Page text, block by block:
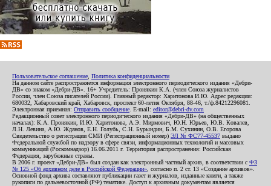
Пользовательское соглашение Политика конфиденциальности
На данном сайте распространяется информация электронного периодического издания «Дебри-
ДВ» со знаком «Дебри-ДВ». 16+ Учредитель: Пронякин К.А. (член Союза журналистов
России, член Союза писателей России). Главный редактор: Харитонова И.Ю. Адрес редакции:
680032, Хабаровский край, Хабаровск, проспект 60-летия Октября, 88-46, т./ф.84212296081.
Электронная приемная: Отправить сообщение . E-mail: editor@debri-dv.com
Редакционный совет электронного периодического издания «Дебри-ДВ» (на общественных
началах): К.А. Пронякин, И.Ю. Харитонова, А.Э. Мирмович, Ю.Н. Юрьев, Ю.В. Ковалев,
Л.Н. Левина, А.Ю. Жданов, Е.Н. Голубь, С.Н. Бурындин, Б.М. Сухинин, О.В. Егорова
Свидетельство о регистрации СМИ (Регистрационный номер) ЭЛ № ФС77-45537 выдано
Федеральной службой по надзору в сфере связи, информационных технологий и массовых
коммуникаций (Роскомнадзор) 16.06.2011 г. Территория распространения: Российская
Федерация, зарубежные страны.
В 2006 г. проект «Дебри-ДВ» был создан как электронный частный архив, в соответствии с ФЗ
№ 125 «Об архивном деле в Российской Федерации» , согласно п. 2 ст. 13 «Создание архивов».
Основной фонд архива составляют публикации газет и журналов, изданные книги, а также
рукописи по дальневосточной (РФ) тематике. Доступ к архивным документам является